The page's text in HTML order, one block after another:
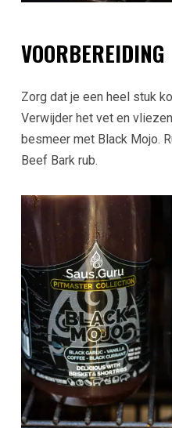
VOORBEREIDING
Zorg dat je een heel stuk
Verwijder het vet en
besmeer met Black Mojo.
Beef Bark rub.